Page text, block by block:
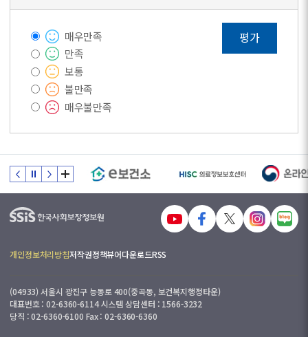
매우만족
만족
보통
불만족
매우불만족
평가
개인정보처리방침저작권정책뷰어다운로드RSS
(04933) 서울시 광진구 능동로 400(중곡동, 보건복지행정타운)
대표번호 : 02-6360-6114 시스템 상담센터 : 1566-3232
당직 : 02-6360-6100 Fax : 02-6360-6360